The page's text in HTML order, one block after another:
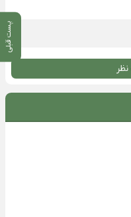
پست قبلی